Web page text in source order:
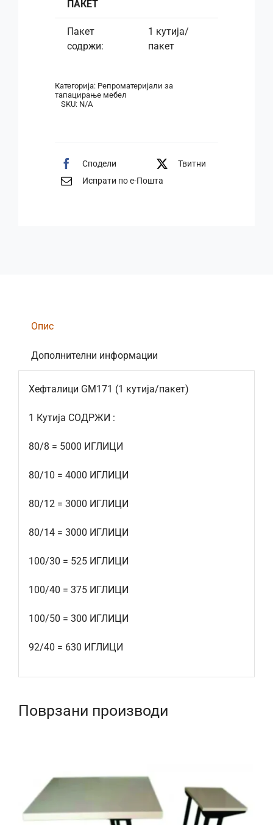
ПАКЕТ
Пакет
содржи:
1 кутија/
пакет
Категорија: Репроматеријали за
тапацирање мебел
SKU: N/A
Сподели
Твитни
Испрати по е-Пошта
Опис
Дополнителни информации
Хефталици GM171 (1 кутија/пакет)
1 Кутија СОДРЖИ :
80/8 = 5000 ИГЛИЦИ
80/10 = 4000 ИГЛИЦИ
80/12 = 3000 ИГЛИЦИ
80/14 = 3000 ИГЛИЦИ
100/30 = 525 ИГЛИЦИ
100/40 = 375 ИГЛИЦИ
100/50 = 300 ИГЛИЦИ
92/40 = 630 ИГЛИЦИ
Поврзани производи